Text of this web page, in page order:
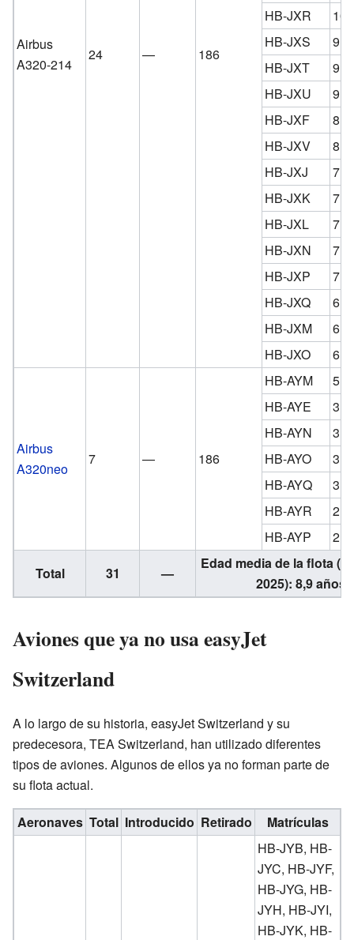
Airbus
A320-214
24 — 186
HB-JXR
HB-JXS
9,6
HB-JXT
9,4
HB-JXU
9,3
HB-JXF
8,4
HB-JXV
8,3
HB-JXJ
7,6
HB-JXK
7,6
HB-JXL
7,1
HB-JXN
7
HB-JXP
7
HB-JXQ
6,8
HB-JXM
6,6
HB-JXO
6,6
Airbus
A320neo
7 — 186
HB-AYM
5,2
HB-AYE
3,3
HB-AYN
3,3
HB-AYO
3,3
HB-AYQ
3,2
HB-AYR
2,8
HB-AYP
2,8
Total
31 —
Edad media de la flota
2025): 8,9 años
Aviones que ya no usa easyJet
Switzerland
A lo largo de su historia, easyJet Switzerland y su
predecesora, TEA Switzerland, han utilizado diferentes
tipos de aviones. Algunos de ellos ya no forman parte de
su flota actual.
Aeronaves Total Introducido Retirado Matrículas
HB-JYB, HB-
JYC, HB-JYF,
HB-JYG, HB-
JYH, HB-JYI,
HB-JYK, HB-